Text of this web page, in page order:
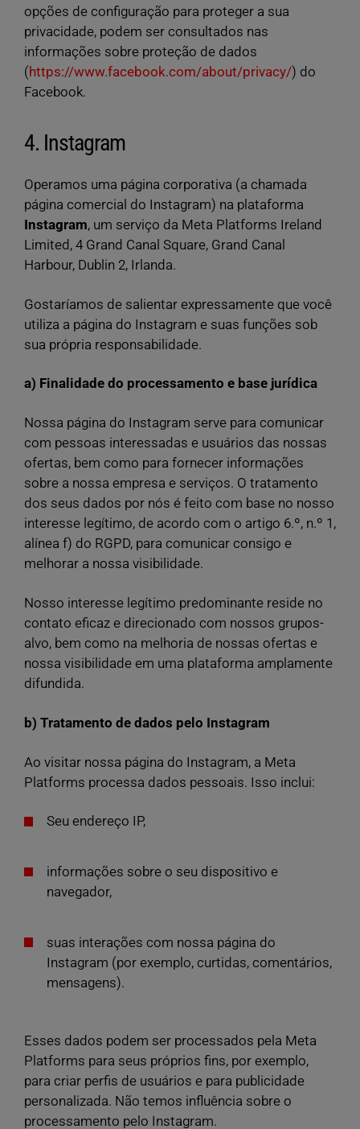
opções de configuração para proteger a sua
privacidade, podem ser consultados nas
informações sobre proteção de dados
(https://www.facebook.com/about/privacy/) do
Facebook.
4. Instagram
Operamos uma página corporativa (a chamada
página comercial do Instagram) na plataforma
Instagram, um serviço da Meta Platforms Ireland
Limited, 4 Grand Canal Square, Grand Canal
Harbour, Dublin 2, Irlanda.
Gostaríamos de salientar expressamente que você
utiliza a página do Instagram e suas funções sob
sua própria responsabilidade.
a) Finalidade do processamento e base jurídica
Nossa página do Instagram serve para comunicar
com pessoas interessadas e usuários das nossas
ofertas, bem como para fornecer informações
sobre a nossa empresa e serviços. O tratamento
dos seus dados por nós é feito com base no nosso
interesse legítimo, de acordo com o artigo 6.º, n.º 1,
alínea f) do RGPD, para comunicar consigo e
melhorar a nossa visibilidade.
Nosso interesse legítimo predominante reside no
contato eficaz e direcionado com nossos grupos-
alvo, bem como na melhoria de nossas ofertas e
nossa visibilidade em uma plataforma amplamente
difundida.
b) Tratamento de dados pelo Instagram
Ao visitar nossa página do Instagram, a Meta
Platforms processa dados pessoais. Isso inclui:
Seu endereço IP,
informações sobre o seu dispositivo e
navegador,
suas interações com nossa página do
Instagram (por exemplo, curtidas, comentários,
mensagens).
Esses dados podem ser processados pela Meta
Platforms para seus próprios fins, por exemplo,
para criar perfis de usuários e para publicidade
personalizada. Não temos influência sobre o
processamento pelo Instagram.